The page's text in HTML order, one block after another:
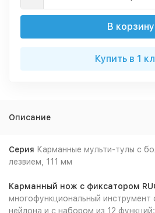
В корзину
Купить в 1
Описание
Серия Карманные мульти-тулы с
лезвием, 111 мм
Карманный нож с фиксатором
многофункциональный инструмент
нейлона и с набором из 12 функций: